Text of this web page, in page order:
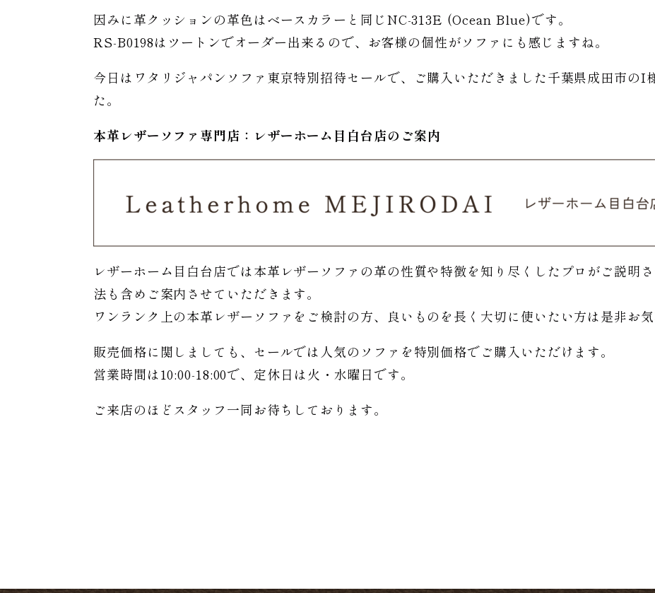
因みに革クッションの革色はベースカラーと同じNC-313E (Ocean Blue)です。
RS-B0198はツートンでオーダー出来るので、お客様の個性がソファにも感じますね。
今日はワタリジャパンソファ東京特別招待セールで、ご購入いただきました千葉県成田市のI
た。
本革レザーソファ専門店：レザーホーム 目白台店のご案内
レザーホーム目白台店では本革レザーソファの革の性質や特徴を知り尽くしたプロがご説明
法も含めご案内させていただきます。
ワンランク上の本革レザーソファをご検討の方、良いものを長く大切に使いたい方は是非お気
販売価格に関しましても、セールでは人気のソファを特別価格でご購入いただけます。
営業時間は10:00-18:00で、定休日は火・水曜日です。
ご来店のほどスタッフ一同お待ちしております。